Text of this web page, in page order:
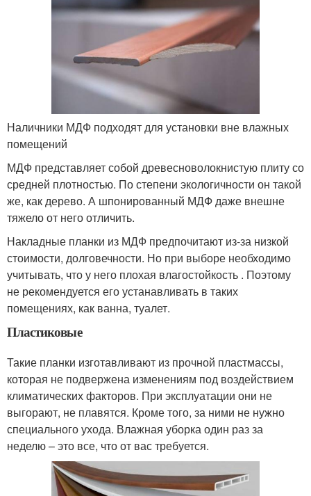
Наличники МДФ подходят для установки вне влажных
помещений
МДФ представляет собой древесноволокнистую плиту со
средней плотностью. По степени экологичности он такой
же, как дерево. А шпонированный МДФ даже внешне
тяжело от него отличить.
Накладные планки из МДФ предпочитают из-за низкой
стоимости, долговечности. Но при выборе необходимо
учитывать, что у него плохая влагостойкость . Поэтому
не рекомендуется его устанавливать в таких
помещениях, как ванна, туалет.
Пластиковые
Такие планки изготавливают из прочной пластмассы,
которая не подвержена изменениям под воздействием
климатических факторов. При эксплуатации они не
выгорают, не плавятся. Кроме того, за ними не нужно
специального ухода. Влажная уборка один раз за
неделю – это все, что от вас требуется.